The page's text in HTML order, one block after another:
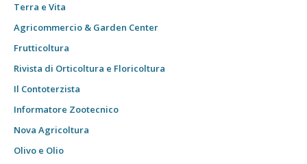
Terra e Vita
Agricommercio & Garden Center
Frutticoltura
Rivista di Orticoltura e Floricoltura
Il Contoterzista
Informatore Zootecnico
Nova Agricoltura
Olivo e Olio